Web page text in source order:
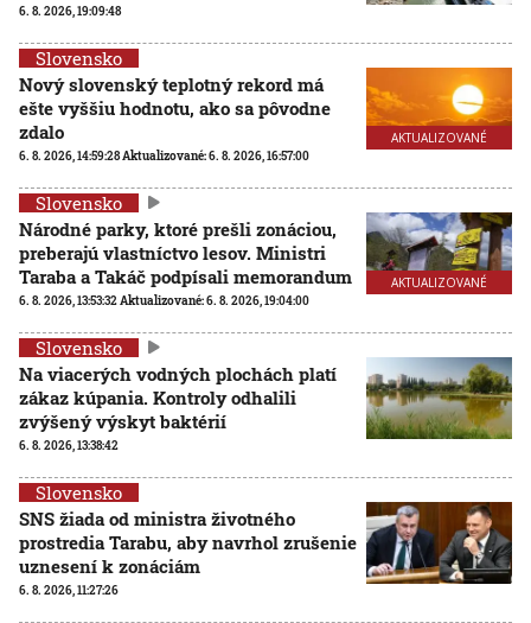
6. 8. 2026, 19:09:48
AKTUALIZOVANÉ
Slovensko
Nový slovenský teplotný rekord má
ešte vyššiu hodnotu, ako sa pôvodne
zdalo
6. 8. 2026, 14:59:28Aktualizované:6. 8. 2026, 16:57:00
AKTUALIZOVANÉ
Slovensko
Národné parky, ktoré prešli zonáciou,
preberajú vlastníctvo lesov. Ministri
Taraba a Takáč podpísali memorandum
6. 8. 2026, 13:53:32Aktualizované:6. 8. 2026, 19:04:00
Slovensko
Na viacerých vodných plochách platí
zákaz kúpania. Kontroly odhalili
zvýšený výskyt baktérií
6. 8. 2026, 13:38:42
Slovensko
SNS žiada od ministra životného
prostredia Tarabu, aby navrhol zrušenie
uznesení k zonáciám
6. 8. 2026, 11:27:26